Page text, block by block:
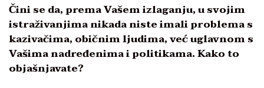
Čini se da, prema Vašem izlaganju, u svojim
istraživanjima nikada niste imali problema s
kazivačima, običnim ljudima, već uglavnom s
Vašima nadređenima i politikama. Kako to
objašnjavate?